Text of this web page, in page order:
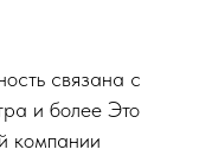
связана с
и более Это
компании